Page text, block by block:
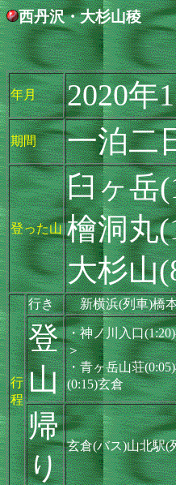
西丹沢・大杉山稜
年月 2020年
期間 一泊二
登った山
臼ヶ岳
檜洞丸
大杉山
行
程
行き 新横浜(列車)橋本
登
山
・神ノ川入口
＞
・青ヶ岳山荘
(0:15)玄倉
帰
り
玄倉(バス)山北駅(